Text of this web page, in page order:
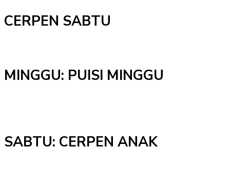
CERPEN SABTU
MINGGU: PUISI MINGGU
SABTU: CERPEN ANAK